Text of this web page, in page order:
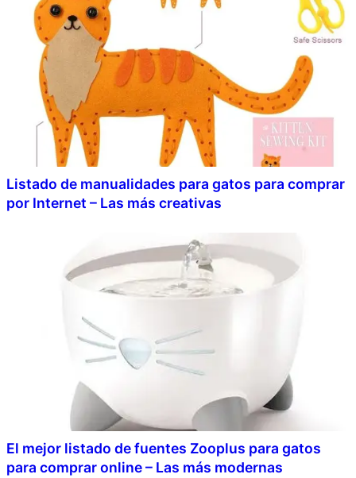
Listado de manualidades para gatos para comprar
por Internet – Las más creativas
El mejor listado de fuentes Zooplus para gatos
para comprar online – Las más modernas